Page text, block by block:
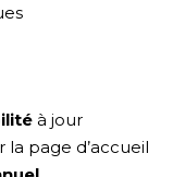
à jour
la page d’accueil